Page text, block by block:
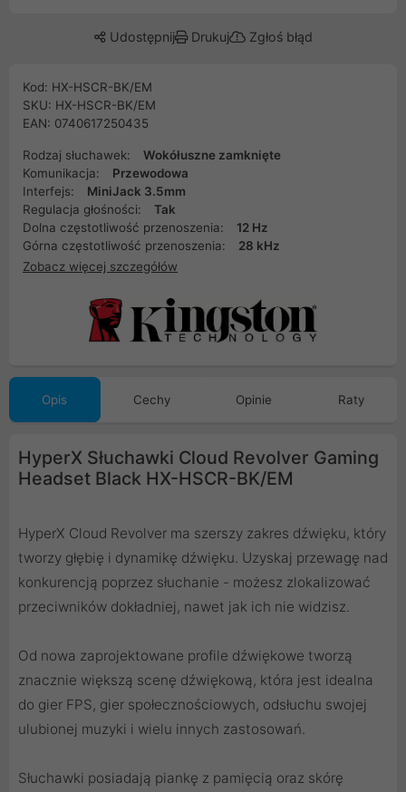
Udostępnij Drukuj Zgłoś błąd
Kod: HX-HSCR-BK/EM
SKU: HX-HSCR-BK/EM
EAN: 0740617250435
Rodzaj słuchawek:
Wokółuszne zamknięte
Komunikacja:
Przewodowa
Interfejs:
MiniJack 3.5mm
Regulacja głośności:
Tak
Dolna częstotliwość przenoszenia:
12 Hz
Górna częstotliwość przenoszenia:
28 kHz
Zobacz więcej szczegółów
Opis Cechy Opinie Raty
HyperX Słuchawki Cloud Revolver Gaming
Headset Black HX-HSCR-BK/EM
HyperX Cloud Revolver ma szerszy zakres dźwięku, który
tworzy głębię i dynamikę dźwięku. Uzyskaj przewagę nad
konkurencją poprzez słuchanie - możesz zlokalizować
przeciwników dokładniej, nawet jak ich nie widzisz.
Od nowa zaprojektowane profile dźwiękowe tworzą
znacznie większą scenę dźwiękową, która jest idealna
do gier FPS, gier społecznościowych, odsłuchu swojej
ulubionej muzyki i wielu innych zastosowań.
Słuchawki posiadają piankę z pamięcią oraz skórę